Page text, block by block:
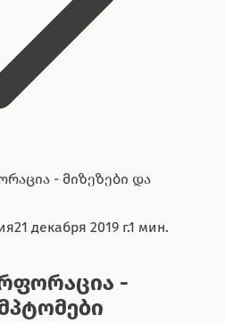
- მიზეზები და
21 декабря 2019 г.1 мин.
-